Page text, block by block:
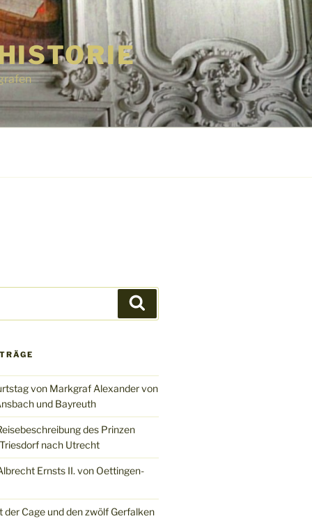
von Markgraf Alexander von
und Bayreuth
des Prinzen
nach Utrecht
Ernsts II. von Oettingen-
der Cage und den zwölf Gerfalken